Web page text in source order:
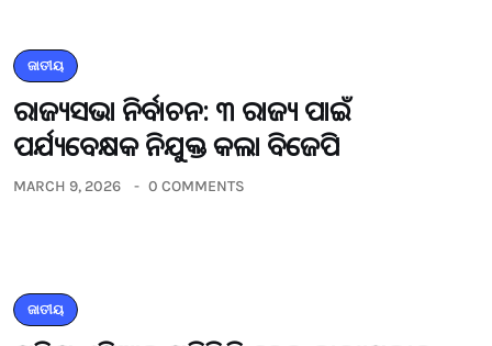
ଜାତୀୟ
ରାଜ୍ୟସଭା ନିର୍ବାଚନ: ୩ ରାଜ୍ୟ ପାଇଁ
ପର୍ଯ୍ୟବେକ୍ଷକ ନିଯୁକ୍ତ କଲା ବିଜେପି
MARCH 9, 2026 0 COMMENTS
ଜାତୀୟ